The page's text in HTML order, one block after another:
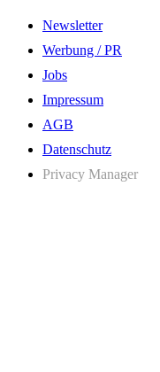
Newsletter
Werbung / PR
Jobs
Impressum
AGB
Datenschutz
Privacy Manager